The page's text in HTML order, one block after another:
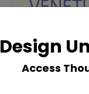
Design
Access